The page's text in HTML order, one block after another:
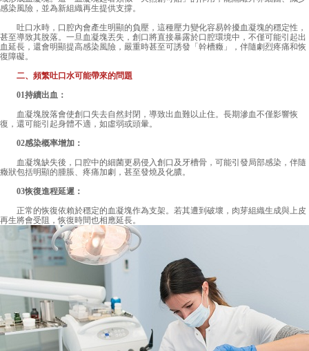
感染風險，並為新組織再生提供支撐。
吐口水時，口腔內會產生明顯的負壓，這種壓力變化容易幹擾血凝塊的穩定性，
甚至導致其脫落。一旦血凝塊丟失，創口將直接暴露於口腔環境中，不僅可能引起出
血延長，還會明顯提高感染風險，嚴重時甚至可誘發「幹槽癥」，伴隨劇烈疼痛和恢
復障礙。
二、頻繁吐口水可能帶來的問題
01持續出血：
血凝塊脫落會使創口失去自然封閉，導致出血難以止住。長期滲血不僅影響恢
復，還可能引起身體不適，如虛弱或頭暈。
02感染概率增加：
血凝塊缺失後，口腔中的細菌更易侵入創口及牙槽骨，可能引發局部感染，伴隨
癥狀包括明顯的腫脹、疼痛加劇，甚至發燒及化膿。
03恢復進程延遲：
正常的恢復依賴於穩定的血凝塊作為支架。若其遭到破壞，肉芽組織生成與上皮
再生將會受阻，恢復時間也相應延長。